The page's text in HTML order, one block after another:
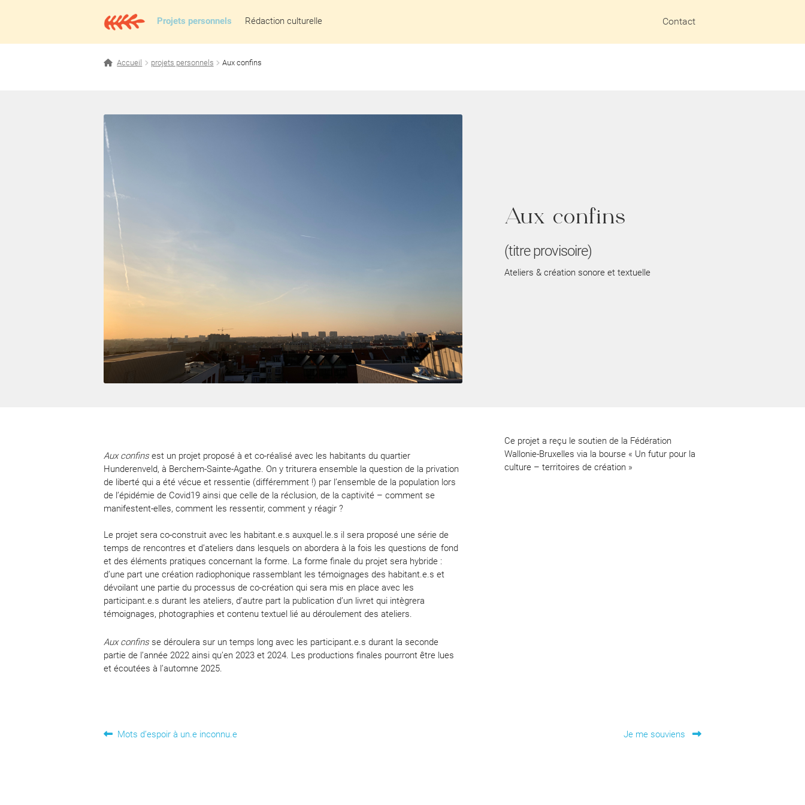
à
au
Projets personnels Rédaction culturelle Contact
Accueil projets personnels Aux confins
Aux confins
(titre provisoire)
Ateliers & création sonore et textuelle
Aux confinsest un projet proposé à et co-réalisé avec les habitants du quartier
Hunderenveld, à Berchem-Sainte-Agathe. On y triturera ensemble la question de la privation
de liberté qui a été vécue et ressentie (différemment !) par l’ensemble de la population lors
de l’épidémie de Covid19 ainsi que celle de la réclusion, de la captivité – comment se
manifestent-elles, comment les ressentir, comment y réagir ?
Le projet sera co-construit avec les habitant.e.s auxquel.le.s il sera proposé une série de
temps de rencontres et d’ateliers dans lesquels on abordera à la fois les questions de fond
et des éléments pratiques concernant la forme. La forme finale du projet sera hybride :
d’une part une création radiophonique rassemblant les témoignages des habitant.e.s et
dévoilant une partie du processus de co-création qui sera mis en place avec les
participant.e.s durant les ateliers, d’autre part la publication d’un livret qui intègrera
témoignages, photographies et contenu textuel lié au déroulement des ateliers.
Aux confins se déroulera sur un temps long avec les participant.e.s durant la seconde
partie de l’année 2022 ainsi qu’en 2023 et 2024. Les productions finales pourront être lues
et écoutées à l’automne 2025.
Ce projet a reçu le soutien de la Fédération
Wallonie-Bruxelles via la bourse « Un futur pour la
culture – territoires de création »
Navigation
Article
Mots d’espoir à un.e inconnu.e
Article
Je me souviens